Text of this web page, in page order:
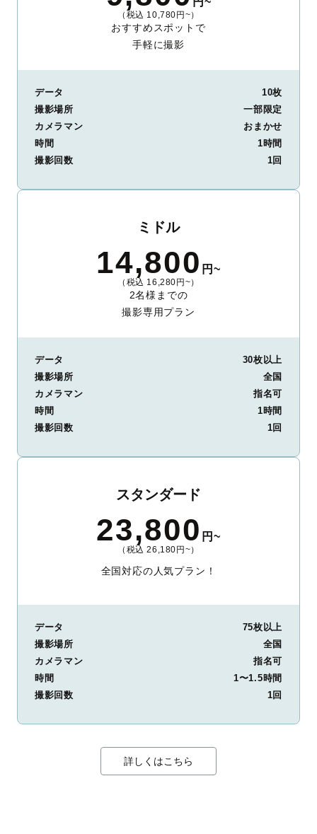
に。きっと「こんな写真を撮ってほしかった！」と思える一枚に
出会えます。まずは、ラブグラフの撮影事例
（税込 10,780円~）
おすすめスポットで
手軽に撮影
データ
10枚
撮影場所
一部限定
カメラマン
おまかせ
時間
1時間
撮影回数
1回
ミドル
14,800 円~
（税込 16,280円~）
2名様までの
撮影専用プラン
データ
30枚以上
撮影場所
全国
カメラマン
指名可
時間
1時間
撮影回数
1回
スタンダード
23,800 円~
（税込 26,180円~）
全国対応の人気プラン！
データ
75枚以上
撮影場所
全国
カメラマン
指名可
時間
1〜1.5時間
撮影回数
1回
詳しくはこちら